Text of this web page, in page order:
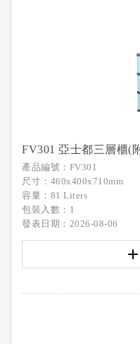
FV301 亞士都三層櫃(
產品編號：FV301
尺寸：460x400x710mm
容量：81 Liters
包裝入數：1
發表日期：2026-08-06